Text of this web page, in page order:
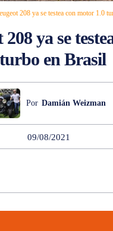
208 ya se testea con motor 1.0
ya se
en Brasil
Por Damián Weizman
09/08/2021